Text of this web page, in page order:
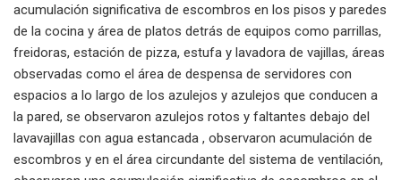
acumulación significativa de escombros en los pisos y paredes
de la cocina y área de platos detrás de equipos como parrillas,
freidoras, estación de pizza, estufa y lavadora de vajillas, áreas
observadas como el área de despensa de servidores con
espacios a lo largo de los azulejos y azulejos que conducen a
la pared, se observaron azulejos rotos y faltantes debajo del
lavavajillas con agua estancada , observaron acumulación de
escombros y en el área circundante del sistema de ventilación,